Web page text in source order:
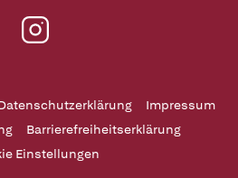
Impressum
Barrierefreiheitserklärung
Einstellungen